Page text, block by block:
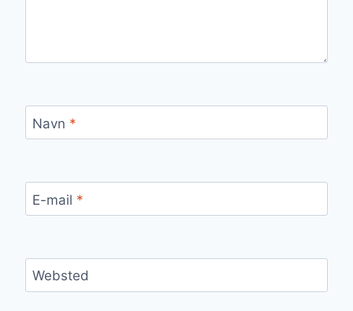
Navn *
E-mail *
Websted